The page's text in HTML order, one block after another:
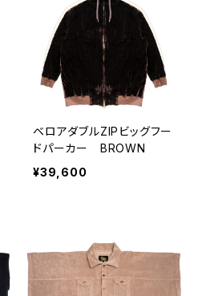
ベロアダブルZIPビッグフー
ドパーカー BROWN
¥39,600